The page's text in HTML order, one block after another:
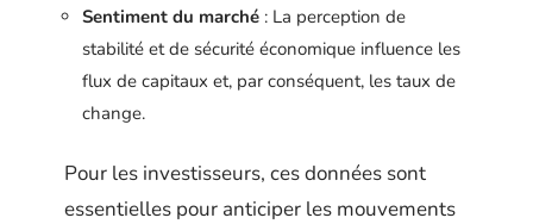
Sentiment du marché : La perception de
stabilité et de sécurité économique influence les
flux de capitaux et, par conséquent, les taux de
change.
Pour les investisseurs, ces données sont
essentielles pour anticiper les mouvements